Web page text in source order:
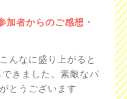
者からのご感想・
んなに盛り上がると
きました。素敵なパ
とうございます